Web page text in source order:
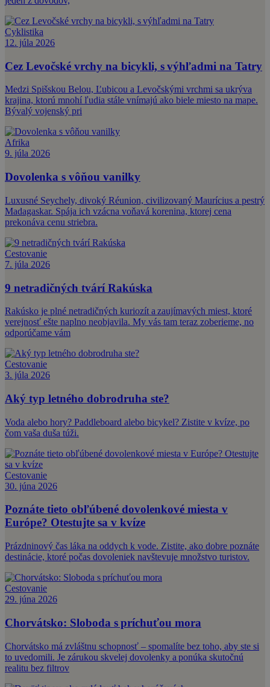
Cyklistika
12. júla 2026
Cez Levočské vrchy na bicykli, s výhľadmi na Tatry
Medzi Spišskou Belou, Ľubicou a Levočskými vrchmi sa ukrýva
krajina, ktorú mnohí ľudia stále vnímajú ako biele miesto na mape.
Bývalý vojenský pri
Afrika
9. júla 2026
Dovolenka s vôňou vanilky
Luxusné Seychely, divoký Réunion, civilizovaný Maurícius a pestrý
Madagaskar. Spája ich vzácna voňavá korenina, ktorej cena
prekonáva cenu striebra.
Cestovanie
7. júla 2026
9 netradičných tvárí Rakúska
Rakúsko je plné netradičných kuriozít a zaujímavých miest, ktoré
verejnosť ešte naplno neobjavila. My vás tam teraz zoberieme, no
odporúčame vám
Cestovanie
3. júla 2026
Aký typ letného dobrodruha ste?
Voda alebo hory? Paddleboard alebo bicykel? Zistite v kvíze, po
čom vaša duša túži.
Cestovanie
30. júna 2026
Poznáte tieto obľúbené dovolenkové miesta v
Európe? Otestujte sa v kvíze
Prázdninový čas láka na oddych k vode. Zistite, ako dobre poznáte
destinácie, ktoré počas dovoleniek navštevuje množstvo turistov.
Cestovanie
29. júna 2026
Chorvátsko: Sloboda s príchuťou mora
Chorvátsko má zvláštnu schopnosť – spomalíte bez toho, aby ste si
to uvedomili. Je zárukou skvelej dovolenky a ponúka skutočnú
realitu bez filtrov